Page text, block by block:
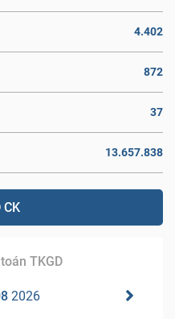
4.402
872
37
13.657.838
CK
TKGD
2026